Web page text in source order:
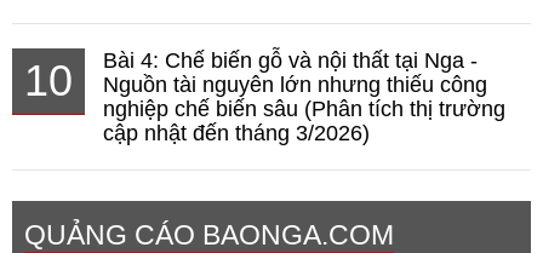
10
Bài 4: Chế biến gỗ và nội thất tại Nga -
Nguồn tài nguyên lớn nhưng thiếu công
nghiệp chế biến sâu (Phân tích thị trường
cập nhật đến tháng 3/2026)
QUẢNG CÁO BAONGA.COM